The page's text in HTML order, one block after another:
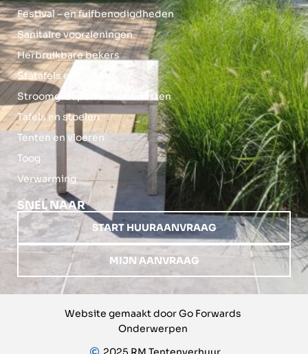
Festival – en fuifbenodigdheden
Sanitaire voorzieningen
Herbruikbare bekers
Statafels en krukken
Stroomgroepen en lichtmasten
Tafels en stoelen
Tenten en vloeren
Toog
Verwarming
SNEL NAAR
START HUURAANVRAAG
MIJN AANVRAAG
Website gemaakt door Go Forwards
Onderwerpen